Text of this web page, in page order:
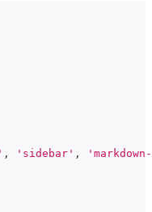
, 'sidebar' ,